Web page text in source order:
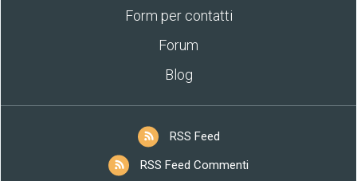
Form per contatti
Forum
Blog
RSS Feed
RSS Feed Commenti